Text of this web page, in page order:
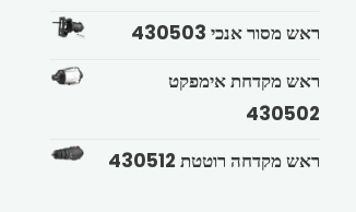
ראש מסור אנכי 430503
ראש מקדחת אימפקט
430502
ראש מקדחה רוטטת 430512